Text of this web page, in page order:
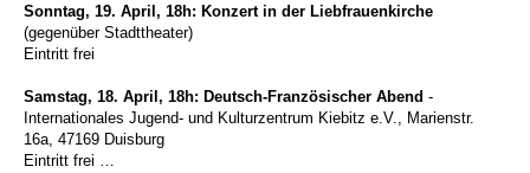
Sonntag, 19. April, 18h: Konzert in der Liebfrauenkirche
(gegenüber Stadttheater)
Eintritt frei
Samstag, 18. April, 18h: Deutsch-Französischer Abend -
Internationales Jugend- und Kulturzentrum Kiebitz e.V., Marienstr.
16a, 47169 Duisburg
Eintritt frei …